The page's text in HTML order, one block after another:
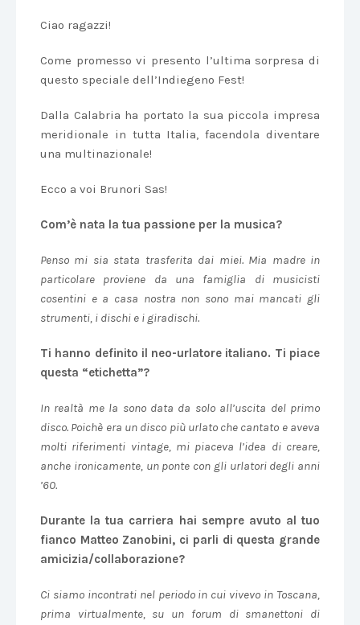
Ciao ragazzi!
Come promesso vi presento l’ultima sorpresa di
questo speciale dell’Indiegeno Fest!
Dalla Calabria ha portato la sua piccola impresa
meridionale in tutta Italia, facendola diventare
una multinazionale!
Ecco a voi Brunori Sas!
Com’è nata la tua passione per la musica?
Penso mi sia stata trasferita dai miei. Mia madre in
particolare proviene da una famiglia di musicisti
cosentini e a casa nostra non sono mai mancati gli
strumenti, i dischi e i giradischi.
Ti hanno definito il neo-urlatore italiano. Ti piace
questa “etichetta”?
In realtà me la sono data da solo all’uscita del primo
disco. Poichè era un disco più urlato che cantato e aveva
molti riferimenti vintage, mi piaceva l’idea di creare,
anche ironicamente, un ponte con gli urlatori degli anni
’60.
Durante la tua carriera hai sempre avuto al tuo
fianco Matteo Zanobini, ci parli di questa grande
amicizia/collaborazione?
Ci siamo incontrati nel periodo in cui vivevo in Toscana,
prima virtualmente, su un forum di smanettoni di